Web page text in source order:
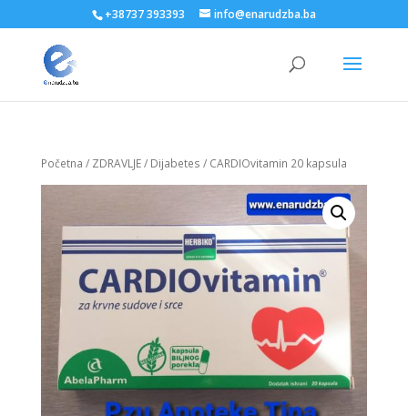
+38737 393393 info@enarudzba.ba
Početna / ZDRAVLJE/ Dijabetes / CARDIOvitamin 20 kapsula